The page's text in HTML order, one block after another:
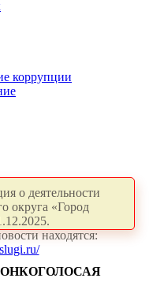
коррупции
о деятельности
округа «Город
находятся: